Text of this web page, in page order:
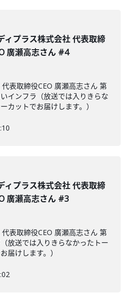
ィプラス株式会社 代表取締
廣瀬高志さん #4
表取締役CEO 廣瀬高志さん 第
インフラ（放送では入りきらな
カットでお届けします。）
ィプラス株式会社 代表取締
廣瀬高志さん #3
表取締役CEO 廣瀬高志さん 第
放送では入りきらなかったトー
届けします。）